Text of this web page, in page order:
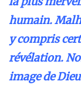
humain.
y compris
révélation.
image de